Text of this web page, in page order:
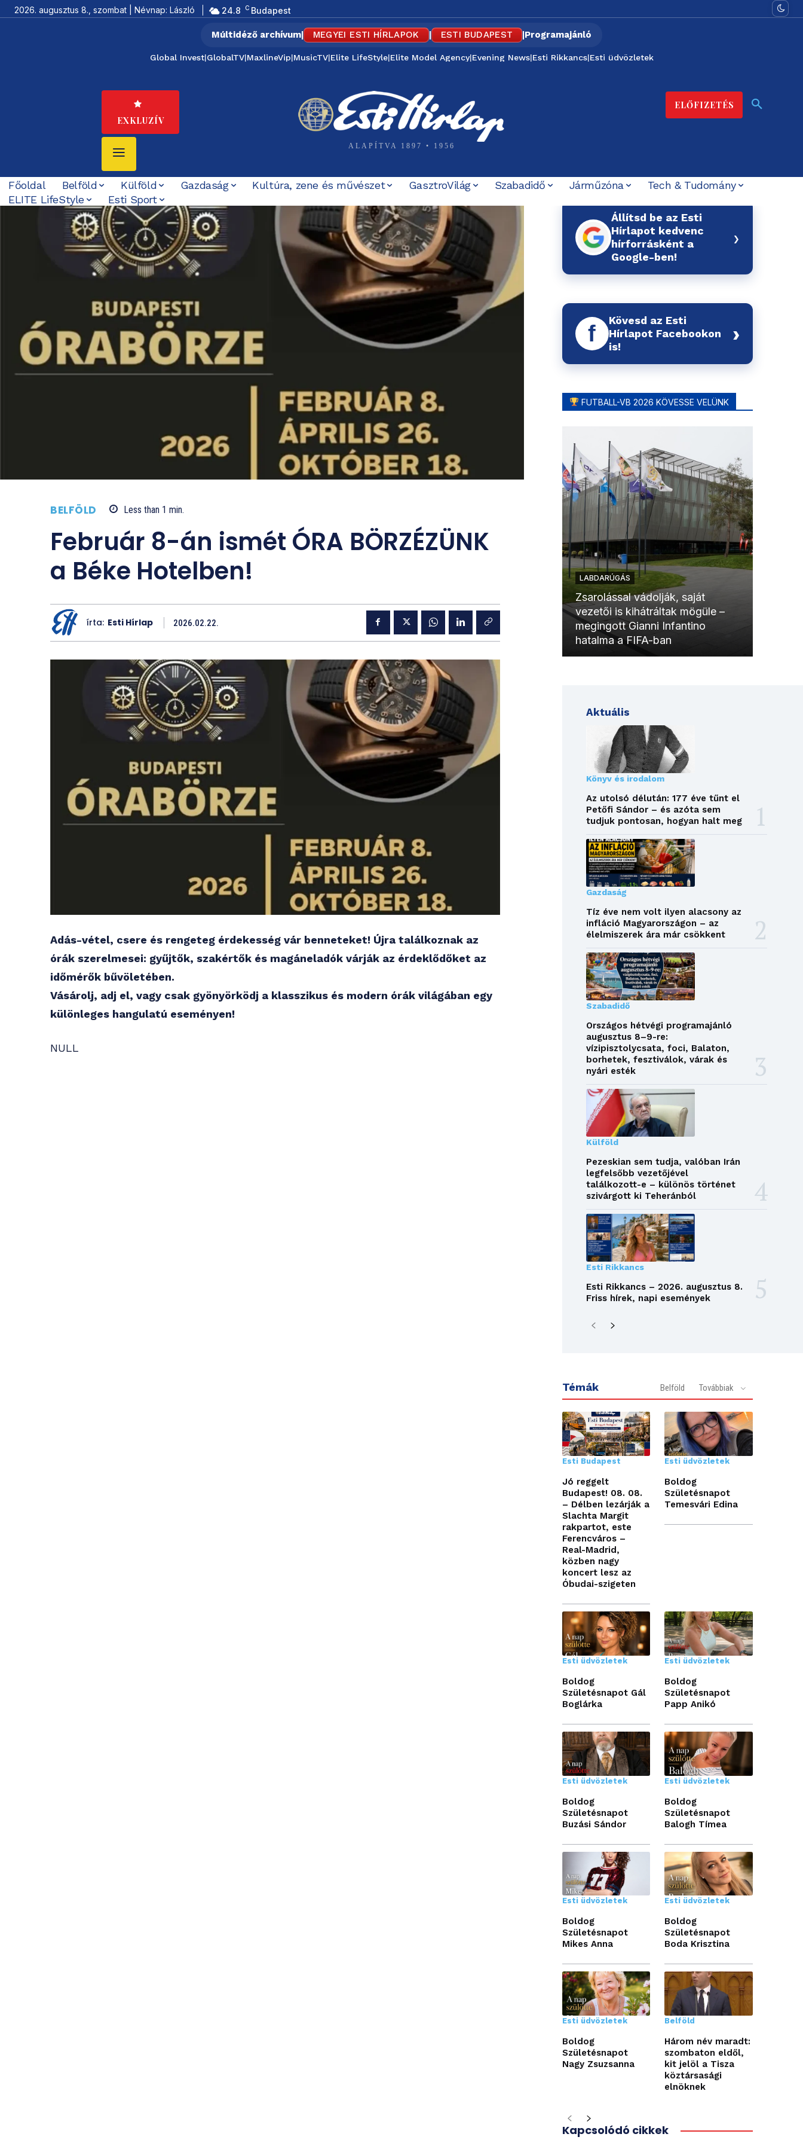
2026. augusztus 8., szombat | Névnap: László 24.8 C Budapest
Múltidéző archívum| MEGYEI ESTI HÍRLAPOK | ESTI BUDAPEST |Programajánló
Global Invest|GlobalTV|MaxlineVip|MusicTV|Elite LifeStyle|Elite Model Agency|Evening News|Esti Rikkancs|Esti üdvözletek
EXKLUZÍV
ALAPÍTVA 1897 • 1956
ELŐFIZETÉS
Főoldal Belföld Külföld Gazdaság Kultúra, zene és művészet GasztroVilág Szabadidő Járműzóna
Tech & Tudomány
ELITE LifeStyle
Esti Sport
BELFÖLD Less than 1 min.
Február 8-án ismét ÓRA BÖRZÉZÜNK
a Béke Hotelben!
írta: Esti Hírlap 2026.02.22.
Adás-vétel, csere és rengeteg érdekesség vár benneteket! Újra találkoznak az
órák szerelmesei: gyűjtők, szakértők és magáneladók várják az érdeklődőket az
időmérők bűvöletében.
Vásárolj, adj el, vagy csak gyönyörködj a klasszikus és modern órák világában egy
különleges hangulatú eseményen!
NULL
Állítsd be az Esti
Hírlapot kedvenc
hírforrásként a
Google-ben!
›
f
Kövesd az Esti
Hírlapot Facebookon
is!
›
FUTBALL-VB 2026 KÖVESSE VELÜNK
LABDARÚGÁS
Zsarolással vádolják, saját
vezetői is kihátráltak mögüle –
megingott Gianni Infantino
hatalma a FIFA-ban
Aktuális
Könyv és irodalom
Az utolsó délután: 177 éve tűnt el
Petőfi Sándor – és azóta sem
tudjuk pontosan, hogyan halt meg
Gazdaság
Tíz éve nem volt ilyen alacsony az
infláció Magyarországon – az
élelmiszerek ára már csökkent
Szabadidő
Országos hétvégi programajánló
augusztus 8–9-re:
vízipisztolycsata, foci, Balaton,
borhetek, fesztiválok, várak és
nyári esték
Külföld
Pezeskian sem tudja, valóban Irán
legfelsőbb vezetőjével
találkozott-e – különös történet
szivárgott ki Teheránból
Esti Rikkancs
Esti Rikkancs – 2026. augusztus 8.
Friss hírek, napi események
Témák Belföld Továbbiak
Esti Budapest
Jó reggelt
Budapest! 08. 08.
– Délben lezárják a
Slachta Margit
rakpartot, este
Ferencváros –
Real-Madrid,
közben nagy
koncert lesz az
Óbudai-szigeten
Esti üdvözletek
Boldog
Születésnapot
Temesvári Edina
Esti üdvözletek
Boldog
Születésnapot Gál
Boglárka
Esti üdvözletek
Boldog
Születésnapot
Papp Anikó
Esti üdvözletek
Boldog
Születésnapot
Buzási Sándor
Esti üdvözletek
Boldog
Születésnapot
Balogh Tímea
Esti üdvözletek
Boldog
Születésnapot
Mikes Anna
Esti üdvözletek
Boldog
Születésnapot
Boda Krisztina
Esti üdvözletek
Boldog
Születésnapot
Nagy Zsuzsanna
Belföld
Három név maradt:
szombaton eldől,
kit jelöl a Tisza
köztársasági
elnöknek
Kapcsolódó cikkek